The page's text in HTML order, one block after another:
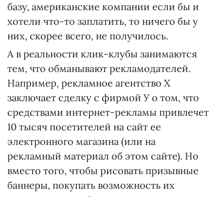
базу, американские компании если бы и
хотели что-то заплатить, то ничего бы у
них, скорее всего, не получилось.
А в реальности клик-клубы занимаются
тем, что обманывают рекламодателей.
Например, рекламное агентство Х
заключает сделку с фирмой У о том, что
средствами интернет-рекламы привлечет
10 тысяч посетителей на сайт ее
электронного магазина (или на
рекламный материал об этом сайте). Но
вместо того, чтобы рисовать призывные
баннеры, покупать возможность их